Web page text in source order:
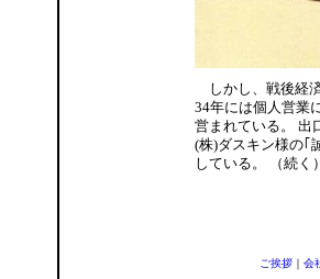
しかし、戦後経
34年には個人営業
営まれている。 出
(株)ダスキン様の｢
している。 （続く
ご挨拶｜ 会